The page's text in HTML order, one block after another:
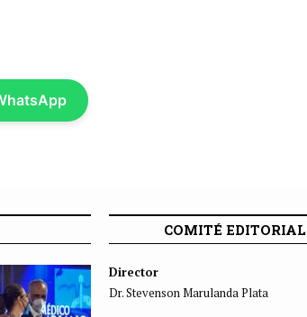
COMITÉ EDITORIAL
Director
Dr. Stevenson Marulanda Plata